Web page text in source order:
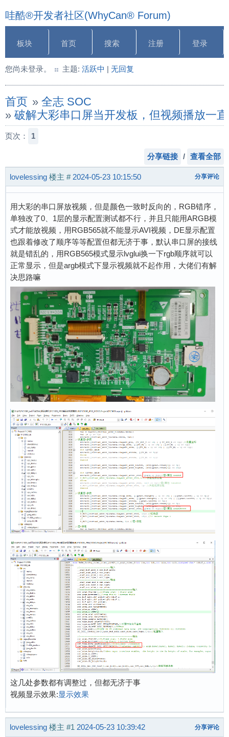
哇酷®开发者社区(WhyCan® Forum)
板块 首页 搜索 注册 登录
您尚未登录。 主题: 活跃中 | 无回复
首页 » 全志 SOC
» 破解大彩串口屏当开发板，但视频播放一
页次： 1
分享链接 / 查看全部
lovelessing 楼主 # 2024-05-23 10:15:50 分享评论
用大彩的串口屏放视频，但是颜色一致时反向的，RGB错序，
单独改了0、1层的显示配置测试都不行，并且只能用ARGB模
式才能放视频，用RGB565就不能显示AVI视频，DE显示配置
也跟着修改了顺序等等配置但都无济于事，默认串口屏的接线
就是错乱的，用RGB565模式显示lvglui换一下rgb顺序就可以
正常显示，但是argb模式下显示视频就不起作用，大佬们有解
决思路嘛
这几处参数都有调整过，但都无济于事
视频显示效果:显示效果
lovelessing 楼主 #1 2024-05-23 10:39:42 分享评论